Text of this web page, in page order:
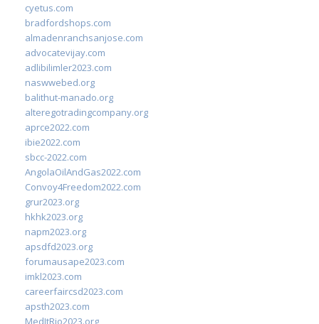
cyetus.com
bradfordshops.com
almadenranchsanjose.com
advocatevijay.com
adlibilimler2023.com
naswwebed.org
balithut-manado.org
alteregotradingcompany.org
aprce2022.com
ibie2022.com
sbcc-2022.com
AngolaOilAndGas2022.com
Convoy4Freedom2022.com
grur2023.org
hkhk2023.org
napm2023.org
apsdfd2023.org
forumausape2023.com
imkl2023.com
careerfaircsd2023.com
apsth2023.com
MedItRio2023.org